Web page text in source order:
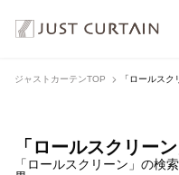
ジャストカーテンTOP 「ロールス
「ロールスクリー
「ロールスクリーン」の検